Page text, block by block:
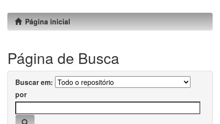
Página inicial
Página de Busca
Buscar em:
por